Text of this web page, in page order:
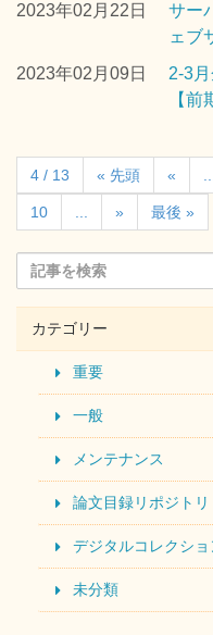
2023年02月22日
サー
ェブ
2023年02月09日
2-3
【前
4 / 13 « 先頭 «
10 » 最後 »
カテゴリー
重要
一般
メンテナンス
論文目録リポジトリ
デジタルコレクショ
未分類